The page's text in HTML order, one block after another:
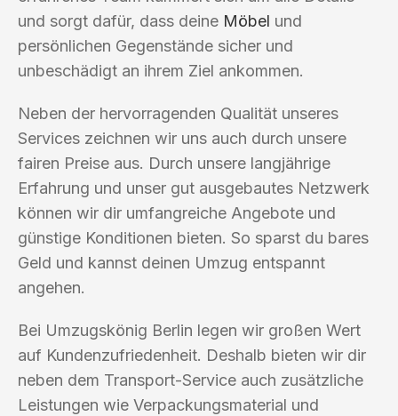
und sorgt dafür, dass deine Möbel und
persönlichen Gegenstände sicher und
unbeschädigt an ihrem Ziel ankommen.
Neben der hervorragenden Qualität unseres
Services zeichnen wir uns auch durch unsere
fairen Preise aus. Durch unsere langjährige
Erfahrung und unser gut ausgebautes Netzwerk
können wir dir umfangreiche Angebote und
günstige Konditionen bieten. So sparst du bares
Geld und kannst deinen Umzug entspannt
angehen.
Bei Umzugskönig Berlin legen wir großen Wert
auf Kundenzufriedenheit. Deshalb bieten wir dir
neben dem Transport-Service auch zusätzliche
Leistungen wie Verpackungsmaterial und